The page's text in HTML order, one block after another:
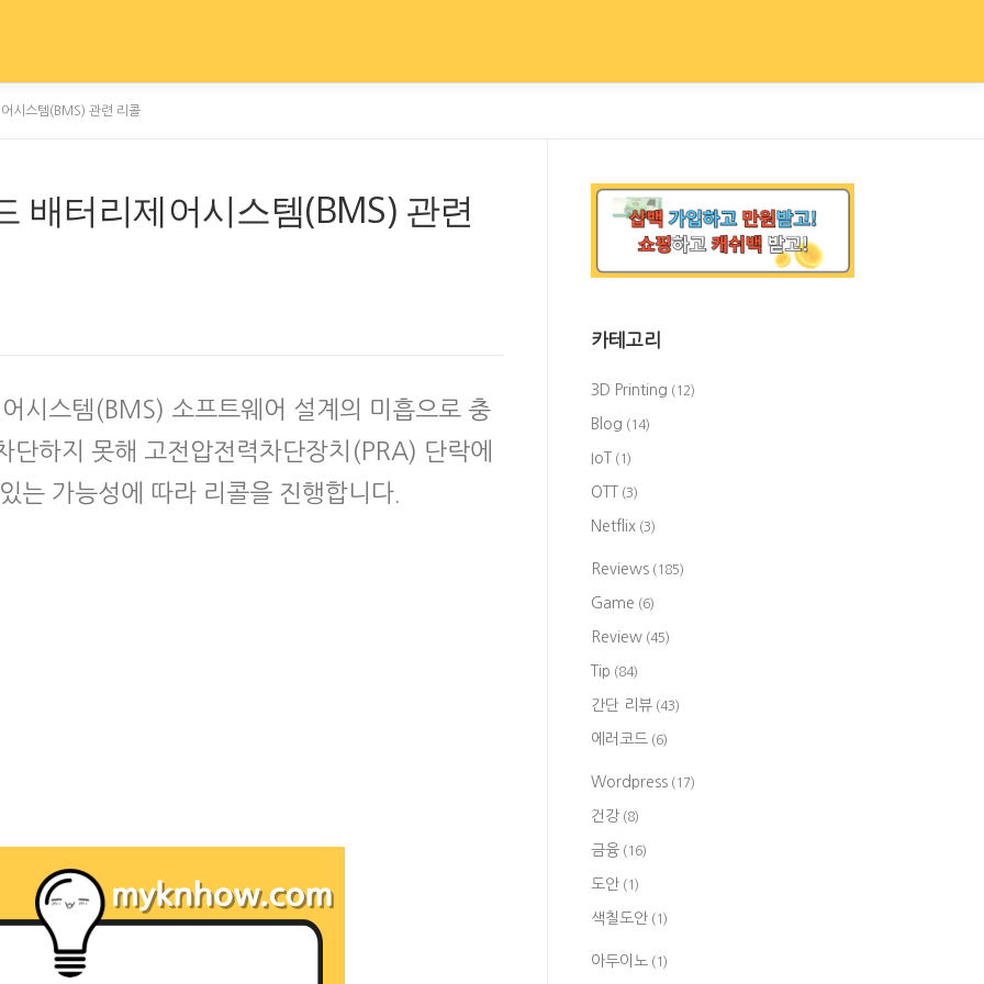
시스템(BMS) 관련 리콜
배터리제어시스템(BMS) 관련
시스템(BMS) 소프트웨어 설계의 미흡으로 충
단하지 못해 고전압전력차단장치(PRA) 단락에
는 가능성에 따라 리콜을 진행합니다.
카테고리
3D Printing (12)
Blog (14)
IoT (1)
OTT (3)
Netflix (3)
Reviews (185)
Game (6)
Review (45)
Tip (84)
간단 리뷰 (43)
에러코드 (6)
Wordpress (17)
건강 (8)
금융 (16)
도안 (1)
색칠도안 (1)
아두이노 (1)